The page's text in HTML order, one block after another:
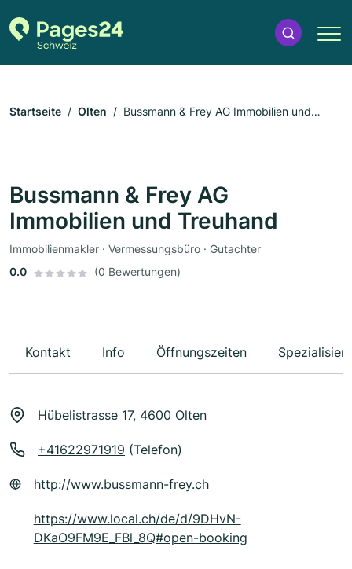
Startseite Olten
Bussmann & Frey AG Immobilien und
Bussmann & Frey AG
Immobilien und Treuhand
Immobilienmakler · Vermessungsbüro · Gutachter
0.0
(0 Bewertungen)
Kontakt Info Öffnungszeiten
Hübelistrasse 17, 4600 Olten
+41622971919 (Telefon)
http://www.bussmann-frey.ch
https://www.local.ch/de/d/9DHvN-
DKaO9FM9E_FBl_8Q#open-booking